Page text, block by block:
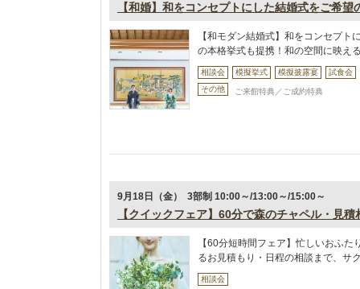
【和婚】和をコンセプトにした結婚式をご希望
【和モダン結婚式】和をコンセプ
の本格挙式も提携！和の空間に映え
相談会 模擬挙式 模擬披露宴
試食会
その他
ご来館特典／ご成約特典
9月18日（金） 3部制 10:00～/13:00～/15:00～
【クイックフェア】60分で森のチャペル・見
【60分短時間フェア】忙しいおふ
るお見積もり・日程の相談まで、サ
相談会